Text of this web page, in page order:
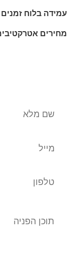
עמידה בלוח זמנים
מחירים אטרקטיבים